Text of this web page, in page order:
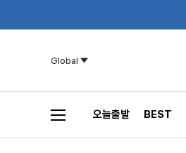
Global
오늘출발 BEST